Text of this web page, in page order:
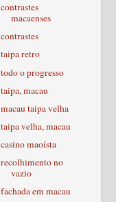
contrastes
macaenses
contrastes
taipa retro
todo o progresso
taipa, macau
macau taipa velha
taipa velha, macau
casino maoísta
recolhimento no
vazio
fachada em macau